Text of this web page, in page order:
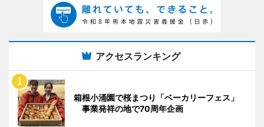
アクセスランキング
箱根小涌園で桜まつり「ベーカリーフェス」
事業発祥の地で70周年企画